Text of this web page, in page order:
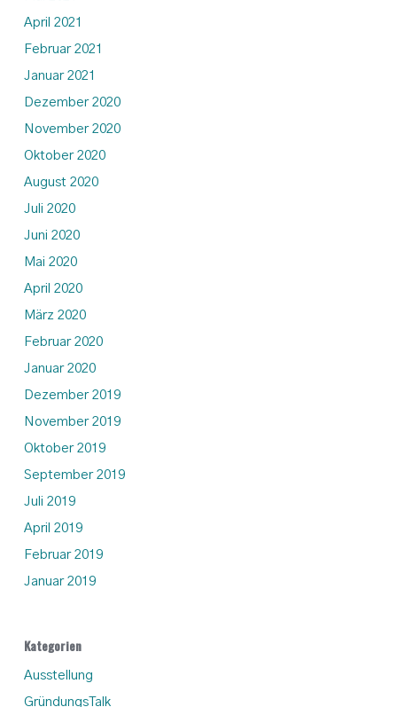
April 2021
Februar 2021
Januar 2021
Dezember 2020
November 2020
Oktober 2020
August 2020
Juli 2020
Juni 2020
Mai 2020
April 2020
März 2020
Februar 2020
Januar 2020
Dezember 2019
November 2019
Oktober 2019
September 2019
Juli 2019
April 2019
Februar 2019
Januar 2019
Kategorien
Ausstellung
GründungsTalk